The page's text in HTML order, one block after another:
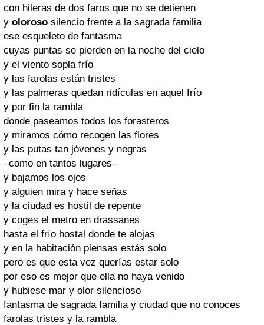
con hileras de dos faros que no se detienen
y oloroso silencio frente a la sagrada familia
ese esqueleto de fantasma
cuyas puntas se pierden en la noche del cielo
y el viento sopla frío
y las farolas están tristes
y las palmeras quedan ridículas en aquel frío
y por fin la rambla
donde paseamos todos los forasteros
y miramos cómo recogen las flores
y las putas tan jóvenes y negras
–como en tantos lugares–
y bajamos los ojos
y alguien mira y hace señas
y la ciudad es hostil de repente
y coges el metro en drassanes
hasta el frío hostal donde te alojas
y en la habitación piensas estás solo
pero es que esta vez querías estar solo
por eso es mejor que ella no haya venido
y hubiese mar y olor silencioso
fantasma de sagrada familia y ciudad que no conoces
farolas tristes y la rambla